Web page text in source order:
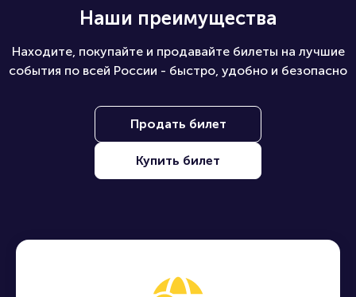
Наши преимущества
Находите, покупайте и продавайте билеты на лучшие
события по всей России - быстро, удобно и безопасно
Продать билет
Купить билет